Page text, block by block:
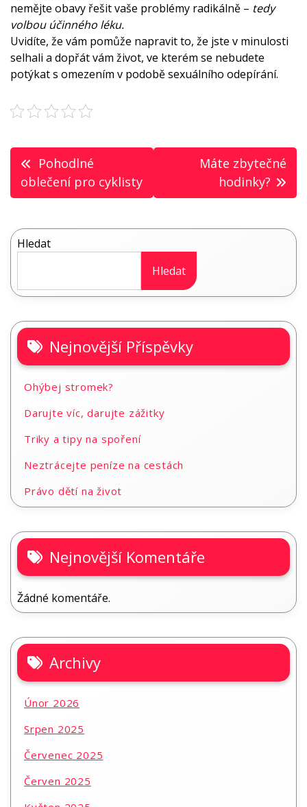
nemějte obavy řešit vaše problémy radikálně – tedy
volbou účinného léku.
Uvidíte, že vám pomůže napravit to, že jste v minulosti
selhali a dopřát vám život, ve kterém se nebudete
potýkat s omezením v podobě sexuálního odepírání.
Navigace
pro
Pohodlné
oblečení pro cyklisty
Máte zbytečné
hodinky?
Hledat
Hledat
Nejnovější Příspěvky
Ohýbej stromek?
Darujte víc, darujte zážitky
Triky a tipy na spoření
Neztrácejte peníze na cestách
Právo dětí na život
Nejnovější Komentáře
Žádné komentáře.
Archivy
Únor 2026
Srpen 2025
Červenec 2025
Červen 2025